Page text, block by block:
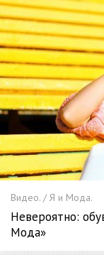
Видео. / Я и Мода.
Невероятно:
Мода»